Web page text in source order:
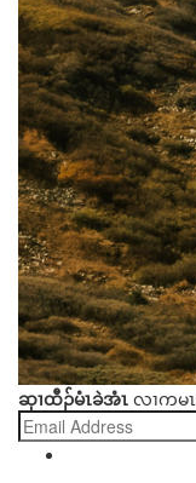
ဆှၢထီၣ်မံၤခဲအံၤ လၢကမၤ